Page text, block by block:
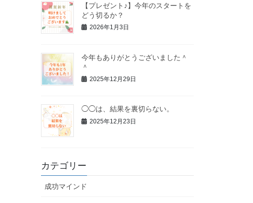
【プレゼント♪】今年のスタートを
どう切るか？
2026年1月3日
今年もありがとうございました＾
＾
2025年12月29日
◯◯は、結果を裏切らない。
2025年12月23日
カテゴリー
成功マインド